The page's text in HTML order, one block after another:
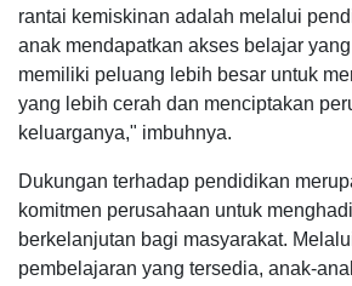
rantai kemiskinan adalah melalui
anak mendapatkan akses belajar
memiliki peluang lebih besar untuk
yang lebih cerah dan menciptakan
keluarganya," imbuhnya.
Dukungan terhadap pendidikan
komitmen perusahaan untuk
berkelanjutan bagi masyarakat.
pembelajaran yang tersedia, anak-